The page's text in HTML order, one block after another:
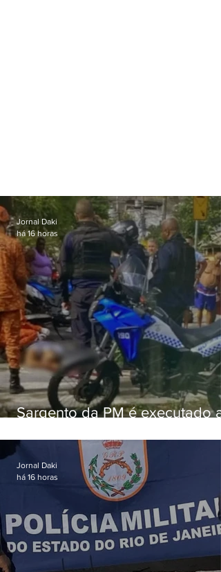
Sargento da PM é executado a
em Vaz Lobo
Jornal Daki
há 16 horas
Jornal Daki
há 16 horas